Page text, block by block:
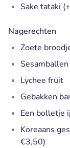
Sake tataki
Nagerechten
Zoete
Sesamballen
Lychee fruit
Gebakken
Een bolletje
Koreaans
€3,50)